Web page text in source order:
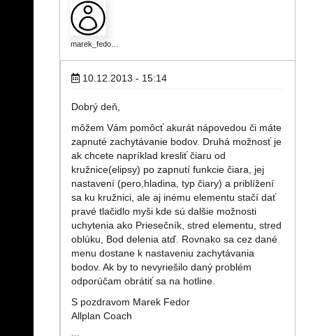
marek_fedo…
10.12.2013 - 15:14
Dobrý deň,
môžem Vám pomôcť akurát nápovedou či máte
zapnuté zachytávanie bodov. Druhá možnosť je
ak chcete napríklad kresliť čiaru od
kružnice(elipsy) po zapnutí funkcie čiara, jej
nastavení (pero,hladina, typ čiary) a priblížení
sa ku kružnici, ale aj inému elementu stačí dať
pravé tlačidlo myši kde sú dalšie možnosti
uchytenia ako Priesečník, stred elementu, stred
oblúku, Bod delenia atď. Rovnako sa cez dané
menu dostane k nastaveniu zachytávania
bodov. Ak by to nevyriešilo daný problém
odporúčam obrátiť sa na hotline.
S pozdravom Marek Fedor
Allplan Coach